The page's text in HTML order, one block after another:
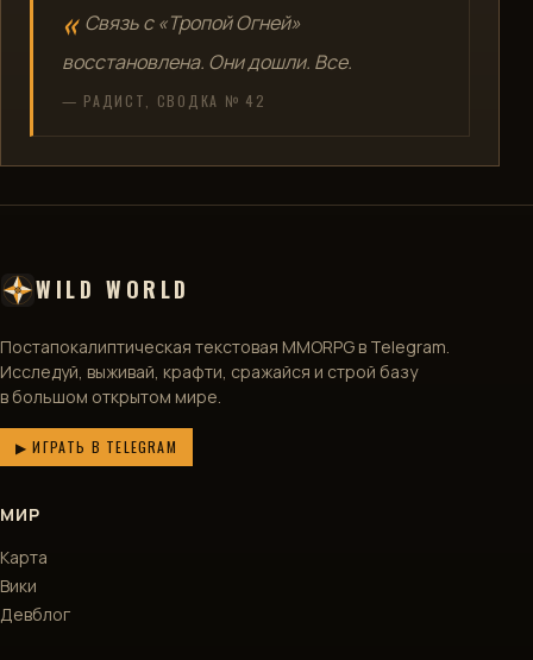
Связь с «Тропой Огней»
восстановлена. Они дошли. Все.
— РАДИСТ, СВОДКА № 42
WILD WORLD
Постапокалиптическая текстовая MMORPG в Telegram.
Исследуй, выживай, крафти, сражайся и строй базу
в большом открытом мире.
▶ ИГРАТЬ В TELEGRAM
МИР
Карта
Вики
Девблог